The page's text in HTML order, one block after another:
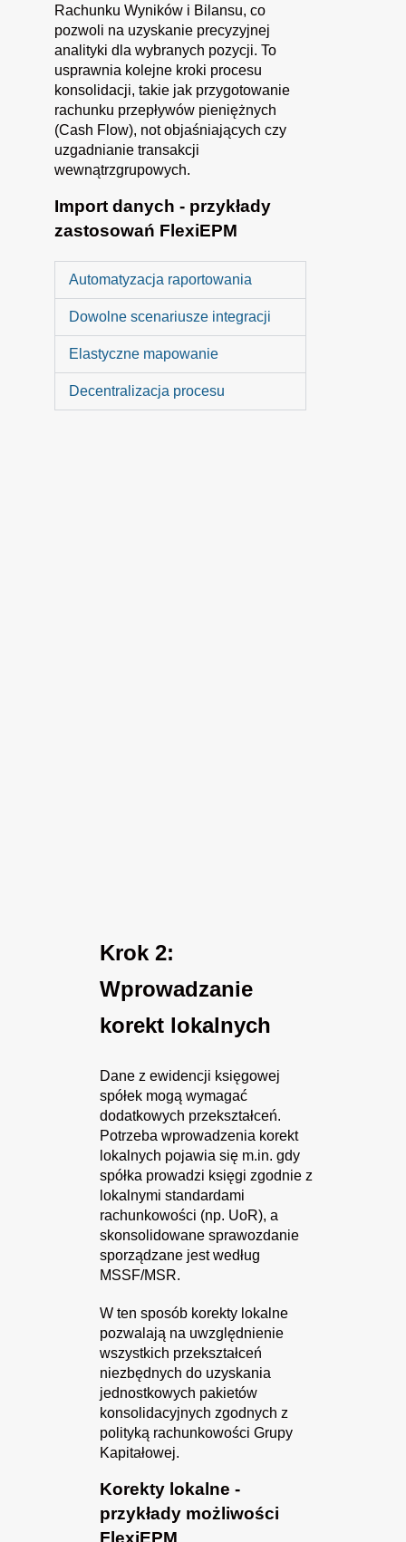
Rachunku Wyników i Bilansu, co
pozwoli na uzyskanie precyzyjnej
analityki dla wybranych pozycji. To
usprawnia kolejne kroki procesu
konsolidacji, takie jak przygotowanie
rachunku przepływów pieniężnych
(Cash Flow), not objaśniających czy
uzgadnianie transakcji
wewnątrzgrupowych.
Import danych - przykłady
zastosowań FlexiEPM
Automatyzacja raportowania
Dowolne scenariusze integracji
Elastyczne mapowanie
Decentralizacja procesu
Krok 2:
Wprowadzanie
korekt lokalnych
Dane z ewidencji księgowej
spółek mogą wymagać
dodatkowych przekształceń.
Potrzeba wprowadzenia korekt
lokalnych pojawia się m.in. gdy
spółka prowadzi księgi zgodnie z
lokalnymi standardami
rachunkowości (np. UoR), a
skonsolidowane sprawozdanie
sporządzane jest według
MSSF/MSR.
W ten sposób korekty lokalne
pozwalają na uwzględnienie
wszystkich przekształceń
niezbędnych do uzyskania
jednostkowych pakietów
konsolidacyjnych zgodnych z
polityką rachunkowości Grupy
Kapitałowej.
Korekty lokalne -
przykłady możliwości
FlexiEPM